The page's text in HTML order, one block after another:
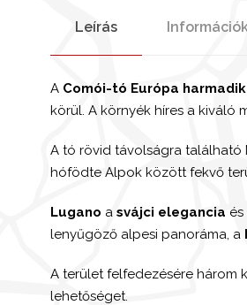
Leírás
A Comói-tó Európa
körül. A környék híres a kiváló
A tó rövid távolságra található
hófödte Alpok között fekvő
Lugano a svájci elegancia és
lenyűgöző alpesi panoráma, a
A terület felfedezésére három
lehetőséget.